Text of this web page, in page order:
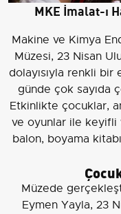
MKE İmalat-ı
Makine ve Kimya
Müzesi, 23 Nisan
dolayısıyla renkli
günde çok sayıda
Etkinlikte çocuklar,
ve oyunlar ile keyifli
balon, boyama
Müzede
Eymen Yayla, 23